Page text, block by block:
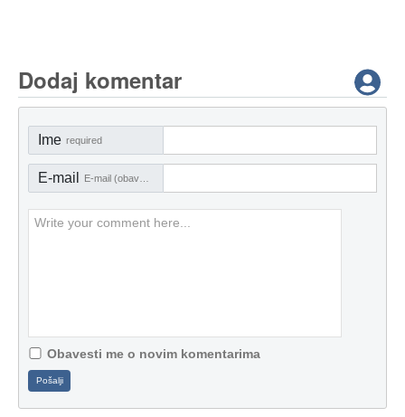
Dodaj komentar
Ime required
E-mail
Obavesti me o novim komentarima
Pošalji